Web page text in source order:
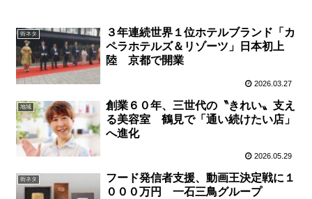
街ネタ
３年連続世界１位ホテルブランド「カ
ペラホテルズ＆リゾーツ」日本初上
陸 京都で開業
2026.03.27
地域
創業６０年、三世代の〝きれい〟支え
る美容室 鶴見で「通い続けたい店」
へ進化
2026.05.29
街ネタ
フード発信者支援、動画王決定戦に１
０００万円 一石三鳥グループ